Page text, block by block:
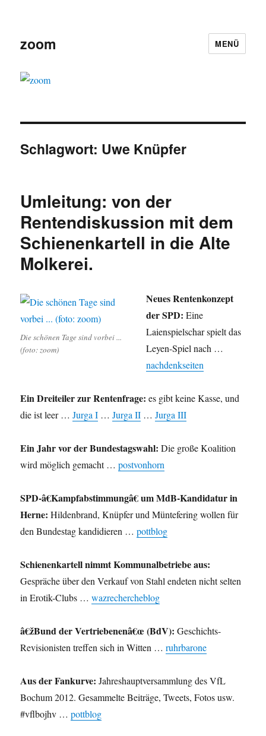
zoom MENÜ
Schlagwort: Uwe Knüpfer
Umleitung: von der
Rentendiskussion mit dem
Schienenkartell in die Alte
Molkerei.
Die schönen Tage sind vorbei ...
(foto: zoom)
Neues Rentenkonzept
der SPD: Eine
Laienspielschar spielt das
Leyen-Spiel nach …
nachdenkseiten
Ein Dreiteiler zur Rentenfrage: es gibt keine Kasse, und
die ist leer …Jurga I …Jurga II …Jurga III
Ein Jahr vor der Bundestagswahl: Die große Koalition
wird möglich gemacht …postvonhorn
SPD-â€Kampfabstimmungâ€ um MdB-Kandidatur in
Herne: Hildenbrand, Knüpfer und Müntefering wollen für
den Bundestag kandidieren …pottblog
Schienenkartell nimmt Kommunalbetriebe aus:
Gespräche über den Verkauf von Stahl endeten nicht selten
in Erotik-Clubs …wazrechercheblog
â€žBund der Vertriebenenâ€œ (BdV): Geschichts-
Revisionisten treffen sich in Witten …ruhrbarone
Aus der Fankurve: Jahreshauptversammlung des VfL
Bochum 2012. Gesammelte Beiträge, Tweets, Fotos usw.
#vflbojhv …pottblog